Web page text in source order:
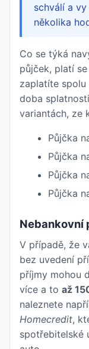
schválí a
několika
Co se týká
půjček, platí
zaplatíte
doba
variantách, ze
Půjčka
Půjčka
Půjčka
Půjčka
Nebankovní
V případě, že
bez uvedení
příjmy mohou
více a to až
naleznete
Homecredit,
spotřebitelské